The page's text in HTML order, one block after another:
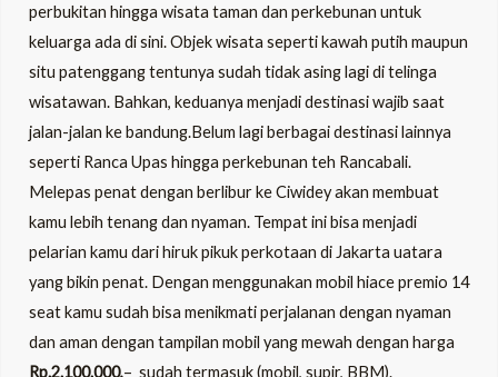
perbukitan hingga wisata taman dan perkebunan untuk
keluarga ada di sini. Objek wisata seperti kawah putih maupun
situ patenggang tentunya sudah tidak asing lagi di telinga
wisatawan. Bahkan, keduanya menjadi destinasi wajib saat
jalan-jalan ke bandung.Belum lagi berbagai destinasi lainnya
seperti Ranca Upas hingga perkebunan teh Rancabali.
Melepas penat dengan berlibur ke Ciwidey akan membuat
kamu lebih tenang dan nyaman. Tempat ini bisa menjadi
pelarian kamu dari hiruk pikuk perkotaan di Jakarta uatara
yang bikin penat. Dengan menggunakan mobil hiace premio 14
seat kamu sudah bisa menikmati perjalanan dengan nyaman
dan aman dengan tampilan mobil yang mewah dengan harga
Rp.2.100.000,– sudah termasuk (mobil, supir, BBM).